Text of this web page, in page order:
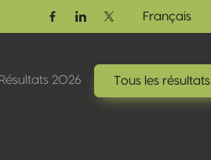
FacebookLinkedinTwitter / X
Français
Résultats 2026 Tous les résultats